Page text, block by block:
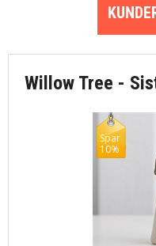
Willow Tree -
Spar
10%